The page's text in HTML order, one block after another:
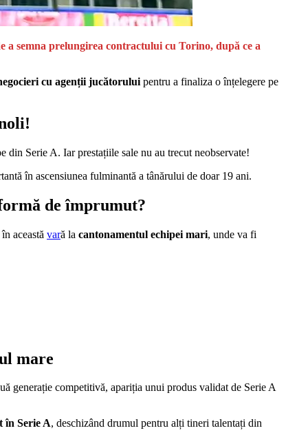
a semna prelungirea contractului cu Torino, după ce a
cu agenții jucătorului pentru a finaliza o înțelegere pe
din Serie A. Iar prestațiile sale nu au trecut neobservate!
în ascensiunea fulminantă a tânărului de doar 19 ani.
de împrumut?
această vară la cantonamentul echipei mari, unde va fi
mare
generație competitivă, apariția unui produs validat de Serie A
în Serie A, deschizând drumul pentru alți tineri talentați din